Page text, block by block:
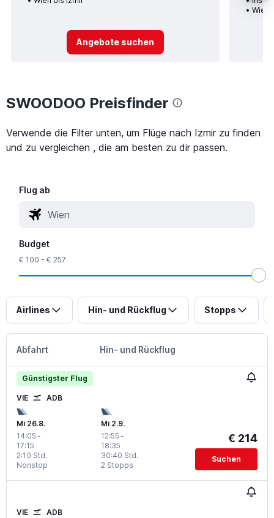
Angebote suchen
Wien
SWOODOO Preisfinder
Verwende die Filter unten, um Flüge nach Izmir zu finden
und zu vergleichen , die am besten zu dir passen.
Flug ab
Budget
€ 100 - € 257
Airlines Hin- und Rückflug Stopps
Abfahrt Hin- und Rückflug
Günstigster Flug
VIE ADB
Mi 26.8.
14:05 -
17:15
Nonstop
2:10 Std.
Mi 2.9.
12:55 -
18:35
2 Stopps
30:40 Std.
€ 214
Suchen
VIE ADB